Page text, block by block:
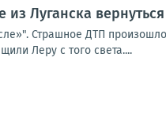
Луганска
Страшное ДТП
Леру с того света....